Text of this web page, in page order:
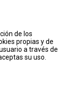
de los
propias y de
a través de
su uso.